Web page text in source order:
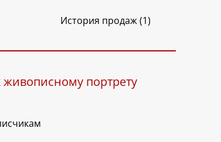
История продаж (1)
портрету